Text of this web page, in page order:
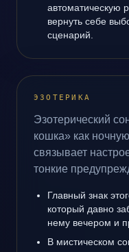
автоматическую
вернуть себе
сценарий.
ЭЗОТЕРИКА
Эзотерический
кошка» как
связывает
тонкие
Главный знак
который давно
нему вечером и
В мистическом